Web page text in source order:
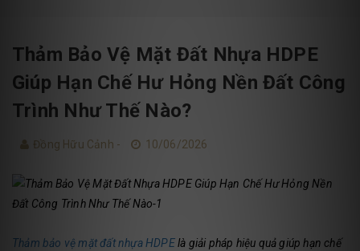
Thảm Bảo Vệ Mặt Đất Nhựa HDPE
Giúp Hạn Chế Hư Hỏng Nền Đất Công
Trình Như Thế Nào?
Đồng Hữu Cảnh - 10/06/2026
Thảm bảo vệ mặt đất nhựa HDPElà giải pháp hiệu quả giúp hạn chế